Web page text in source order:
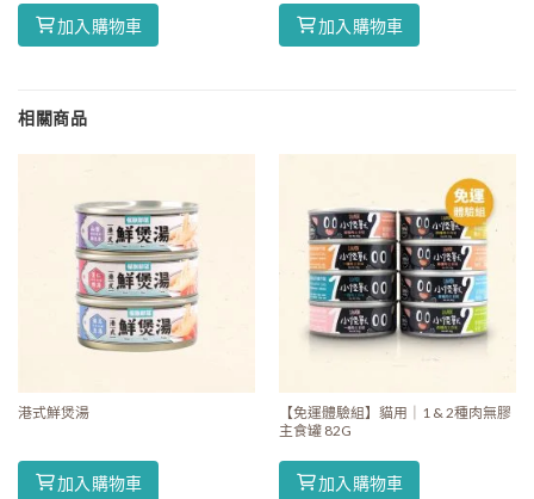
加入購物車 加入購物車
相關商品
港式鮮煲湯
加入購物車
【免運體驗組】貓用｜1 & 2種肉無膠
主食罐 82G
加入購物車